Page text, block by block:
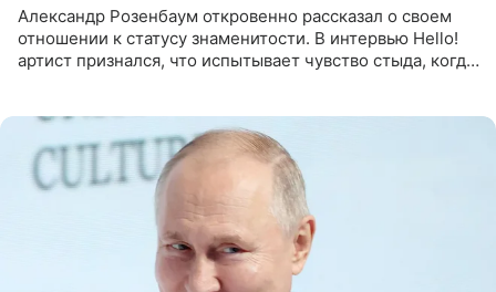
Александр Розенбаум откровенно рассказал о своем
отношении к статусу знаменитости. В интервью Hello!
артист признался, что испытывает чувство стыда, когда